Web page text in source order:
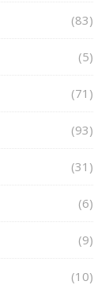
(83)
(5)
(71)
(93)
(31)
(6)
(9)
(10)